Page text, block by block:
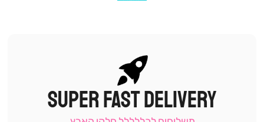
|
תומכי
SUPER FAST DELIVERY